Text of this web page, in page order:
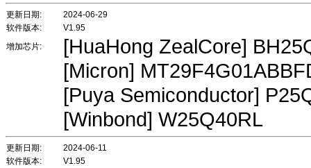
更新日期:
2024-06-29
软件版本:
V1.95
增加芯片:
[HuaHong ZealCore]
[Micron]
[Puya Semiconductor]
[Winbond] W25Q40RL
更新日期:
2024-06-11
软件版本:
V1.95